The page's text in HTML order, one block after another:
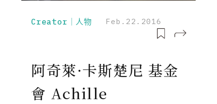
Creator｜人物 Feb.22.2016
阿奇萊·卡斯楚尼 基金
會 Achille